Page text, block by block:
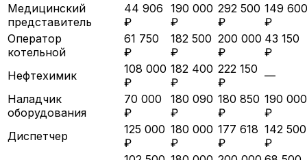
Медицинский
представитель
44 906
₽
190 000
₽
292 500
₽
149 600
₽
Оператор
котельной
61 750
₽
182 500
₽
200 000
₽
43 150
₽
Нефтехимик
108 000
₽
182 400
₽
222 150
₽
—
Наладчик
оборудования
70 000
₽
180 090
₽
180 850
₽
190 000
₽
Диспетчер
125 000
₽
180 000
₽
177 618
₽
142 500
₽